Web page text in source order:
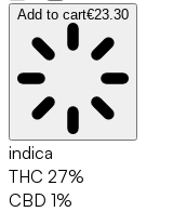
Add to cart€23.30
indica
THC 27%
CBD 1%